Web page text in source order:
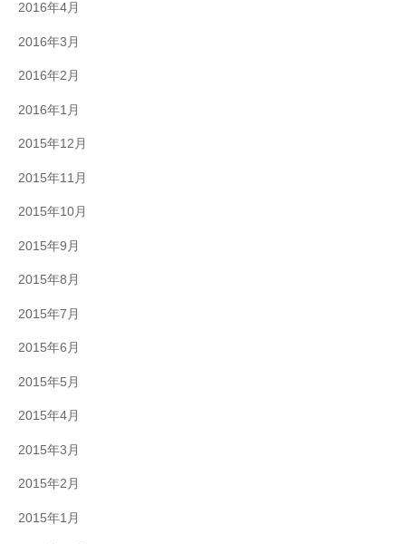
2016年4月
2016年3月
2016年2月
2016年1月
2015年12月
2015年11月
2015年10月
2015年9月
2015年8月
2015年7月
2015年6月
2015年5月
2015年4月
2015年3月
2015年2月
2015年1月